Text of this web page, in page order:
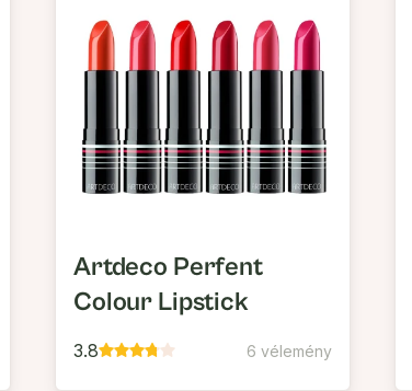
Artdeco Perfent
Colour Lipstick
3.8 6 vélemény